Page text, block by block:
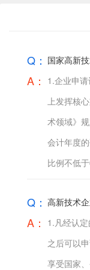
Q： 国家高新
A：
1.企业申
上发挥核
术领域》
会计年度
比例不低于
Q： 高新技术
A：
1.凡经认
之后可以
享受国家